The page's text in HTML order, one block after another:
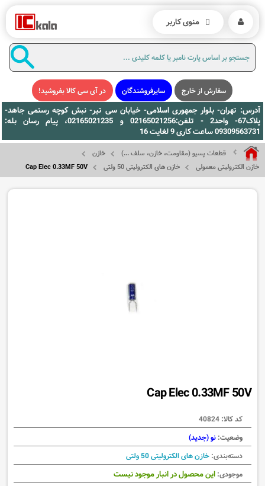
سفارش از خارج سایرفروشندگان در آی سی کالا بفروشید!
آدرس: تهران- بلوار جمهوری اسلامی- خیابان سی تیر- نبش کوچه رستمی جاهد-
پلاک67- واحد2 - تلفن:02165021256 و 02165021235، پیام رسان بله:
09309563731 ساعت کاری 9 لغایت 16
قطعات پسیو (مقاومت، خازن، سلف ...)
خازن
خازن الکترولیتی معمولی
خازن های الکترولیتی 50 ولتی Cap Elec 0.33MF 50V
Cap Elec 0.33MF 50V
کد کالا: 40824
وضعیت: نو (جدید)
دسته‌بندی: خازن های الکترولیتی 50 ولتی
موجودی: این محصول در انبار موجود نیست
منوی کاربر